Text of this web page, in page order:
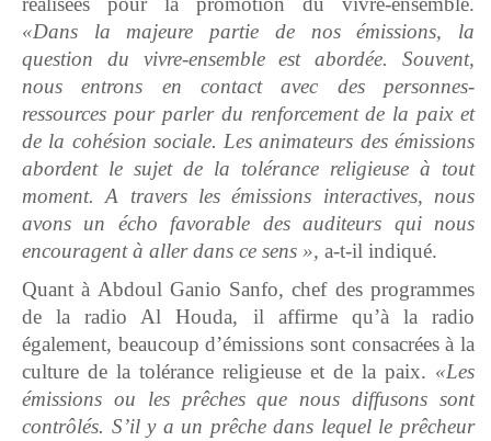
«Dans la majeure partie de nos émissions, la
question du vivre-ensemble est abordée. Souvent,
nous entrons en contact avec des personnes-
ressources pour parler du renforcement de la paix et
de la cohésion sociale. Les animateurs des émissions
abordent le sujet de la tolérance religieuse à tout
moment. A travers les émissions interactives, nous
avons un écho favorable des auditeurs qui nous
encouragent à aller dans ce sens », a-t-il indiqué.
Quant à Abdoul Ganio Sanfo, chef des programmes
de la radio Al Houda, il affirme qu’à la radio
également, beaucoup d’émissions sont consacrées à la
culture de la tolérance religieuse et de la paix. «Les
émissions ou les prêches que nous diffusons sont
contrôlés. S’il y a un prêche dans lequel le prêcheur